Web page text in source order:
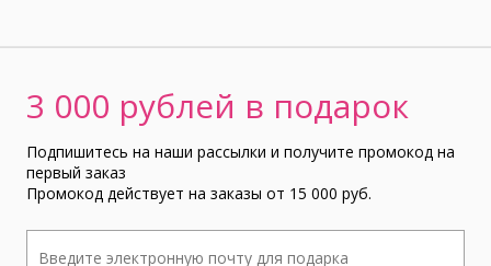
3 000 рублей в подарок
Подпишитесь на наши рассылки и получите промокод на
первый заказ
Промокод действует на заказы от 15 000 руб.